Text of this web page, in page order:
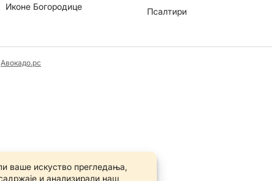
Иконе Богородице
Псалтири
Авокадо.рс